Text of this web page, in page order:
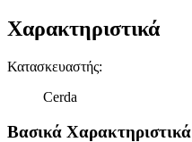
Χαρακτηριστικά
Κατασκευαστής:
Cerda
Βασικά Χαρακτηριστικά